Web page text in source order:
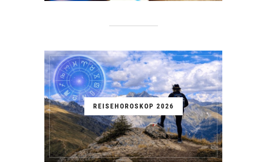
REISEHOROSKOP 2026